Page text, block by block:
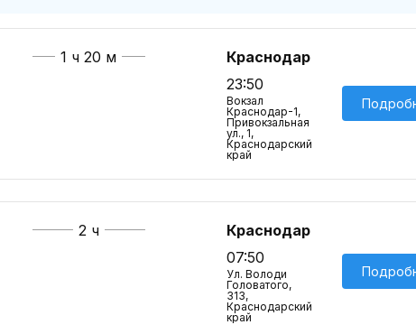
1 ч 20 м
Краснодар
23:50
Вокзал
Краснодар-1,
Привокзальная
ул., 1,
Краснодарский
край
2 ч
Краснодар
07:50
Ул. Володи
Головатого,
313,
Краснодарский
край